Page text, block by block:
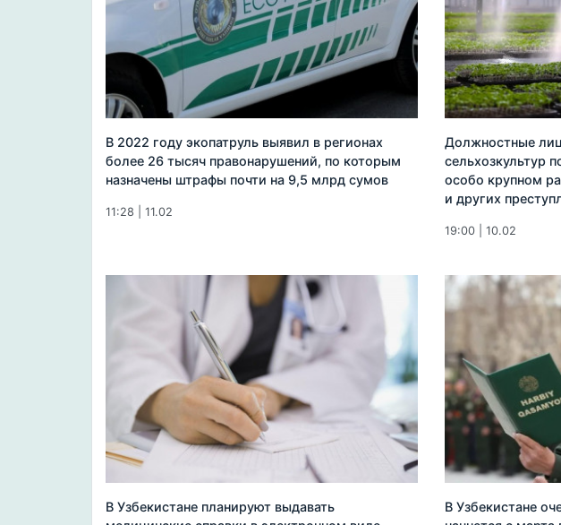
В 2022 году экопатруль выявил в регионах
более 26 тысяч правонарушений, по которым
назначены штрафы почти на 9,5 млрд сумов
11:28 | 11.02
Должностные
сельхозкультур
особо крупном
и других
19:00 | 10.02
В Узбекистане планируют выдавать
В Узбекистане